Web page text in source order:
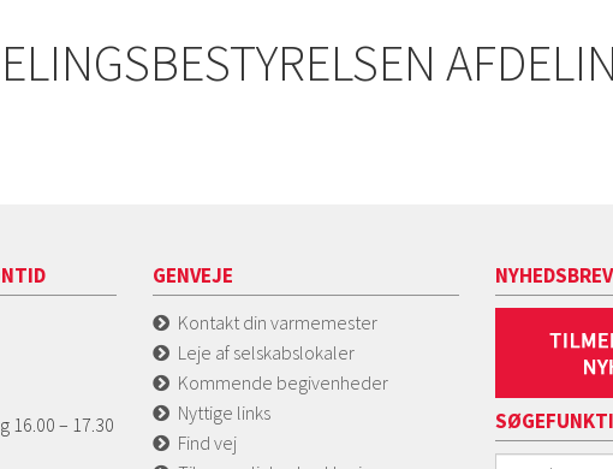
16.00 – 17.30
GENVEJE
Kontakt din varmemester
Leje af selskabslokaler
Kommende begivenheder
Nyttige links
Find vej
NYHEDSBREV